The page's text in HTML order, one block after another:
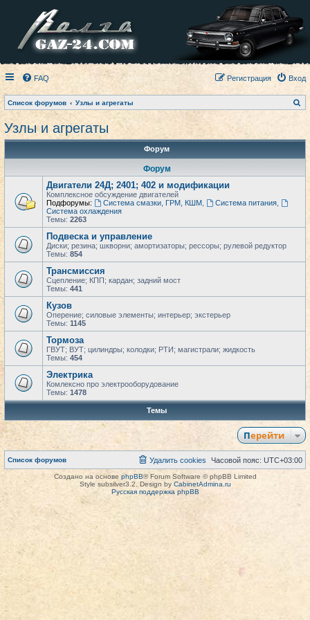
FAQ Вход
Регистрация
Список форумов Узлы и агрегаты
о
Узлы и агрегаты
Форум
Форум
Двигатели 24Д; 2401; 402 и модификации
Комплексное обсуждение двигателей
Подфорумы:
Система смазки, ГРМ, КШМ, Система питания,
Система охлаждения
Темы: 2263
Подвеска и управление
Диски; резина; шкворни; амортизаторы; рессоры; рулевой редуктор
Темы: 854
Трансмиссия
Сцепление; КПП; кардан; задний мост
Темы: 441
Кузов
Оперение; силовые элементы; интерьер; экстерьер
Темы: 1145
Тормоза
ГВУТ; ВУТ; цилиндры; колодки; РТИ; магистрали; жидкость
Темы: 454
Электрика
Комлексно про электрооборудование
Темы: 1478
Темы
Перейти
Список форумов Часовой пояс: UTC+03:00
Удалить cookies
Создано на основе phpBB® Forum Software © phpBB Limited
Style subsilver3.2. Design by CabinetAdmina.ru
Русская поддержка phpBB